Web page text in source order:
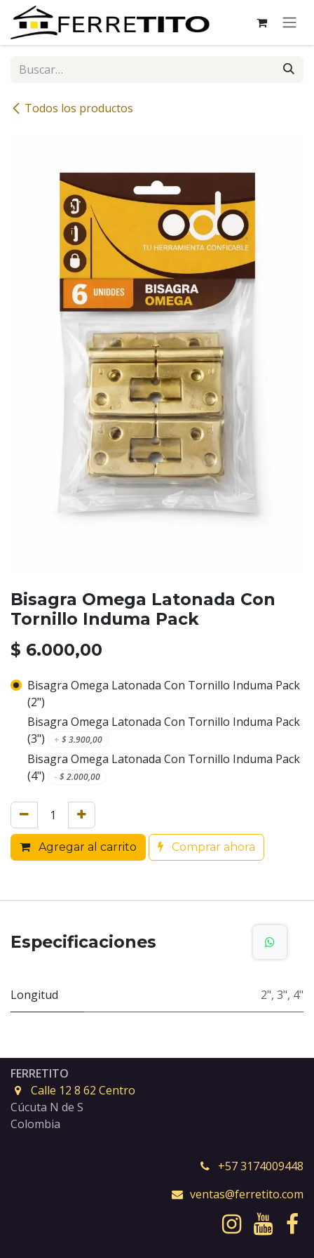
Ir al contenido
Todos los productos
Bisagra Omega Latonada Con
Tornillo Induma Pack
$ 6.000,00
Bisagra Omega Latonada Con Tornillo Induma Pack
(2")
Bisagra Omega Latonada Con Tornillo Induma Pack
(3")
+ $3.900,00
Bisagra Omega Latonada Con Tornillo Induma Pack
(4")
- $2.000,00
Agregar al carrito Comprar ahora
Especificaciones
Longitud 2", 3", 4"
FERRETITO
Calle 12 8 62 Centro
Cúcuta N de S
Colombia
+57 3174009448
ventas@ferretito.com